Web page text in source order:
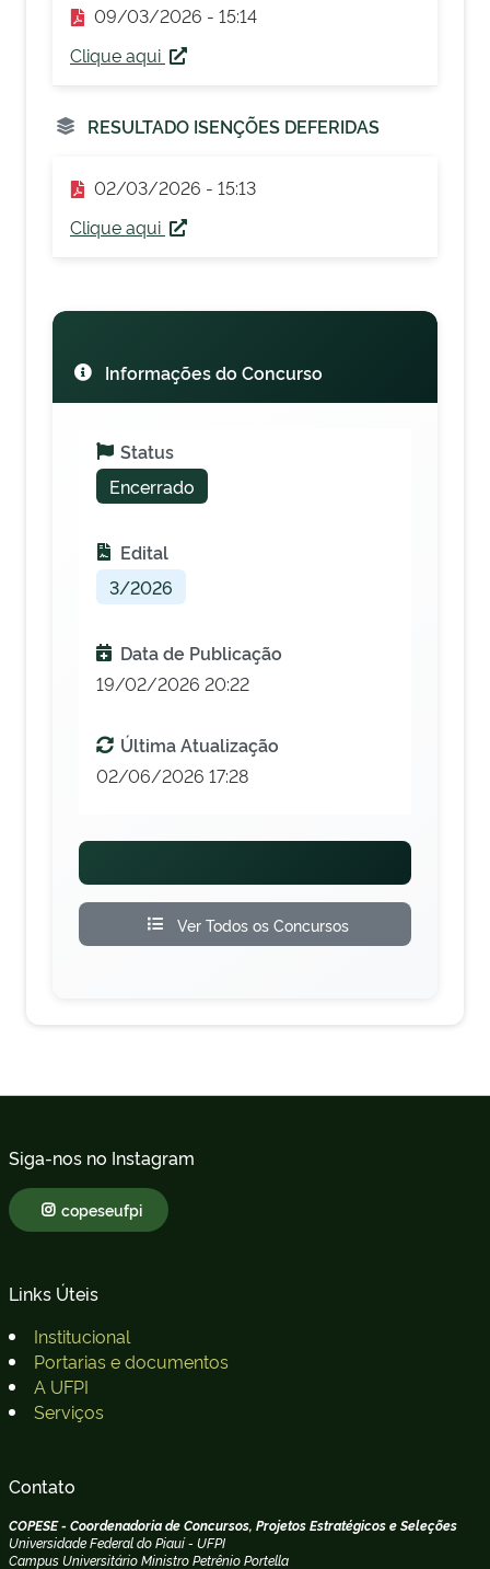
09/03/2026 - 15:14
Clique aqui
RESULTADO ISENÇÕES DEFERIDAS
02/03/2026 - 15:13
Clique aqui
Informações do Concurso
Status
Encerrado
Edital
3/2026
Data de Publicação
19/02/2026 20:22
Última Atualização
02/06/2026 17:28
Ver Todos os Concursos
Siga-nos no Instagram
copeseufpi
Links Úteis
Institucional
Portarias e documentos
A UFPI
Serviços
Contato
COPESE - Coordenadoria de Concursos, Projetos Estratégicos e Seleções
Universidade Federal do Piauí - UFPI
Campus Universitário Ministro Petrênio Portella